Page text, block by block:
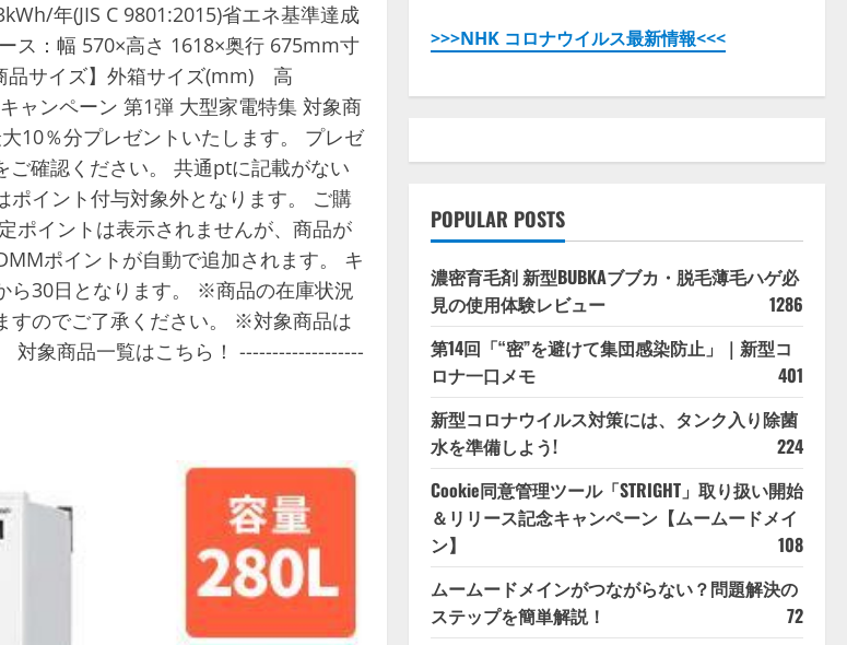
年(JIS C 9801:2015)省エネ基準達成
ス：幅 570×高さ 1618×奥行 675mm寸
品サイズ】外箱サイズ(mm) 高
ャンペーン 第1弾 大型家電特集 対象商
10％分プレゼントいたします。 プレゼ
確認ください。 共通ptに記載がない
イント付与対象外となります。 ご購
ポイントは表示されませんが、商品が
ポイントが自動で追加されます。 キ
ら30日となります。 ※商品の在庫状況
すのでご了承ください。 ※対象商品は
対象商品一覧はこちら！ -------------------
>>>NHK コロナウイルス最新情報<<<
POPULAR POSTS
濃密育毛剤 新型BUBKAブブカ・脱毛薄毛ハゲ必
見の使用体験レビュー
1286
第14回「“密”を避けて集団感染防止」｜新型コ
ロナ一口メモ
401
新型コロナウイルス対策には、タンク入り除菌
水を準備しよう!
224
Cookie同意管理ツール「STRIGHT」取り扱い開始
＆リリース記念キャンペーン【ムームードメイ
ン】
108
ムームードメインがつながらない？問題解決の
ステップを簡単解説！
72